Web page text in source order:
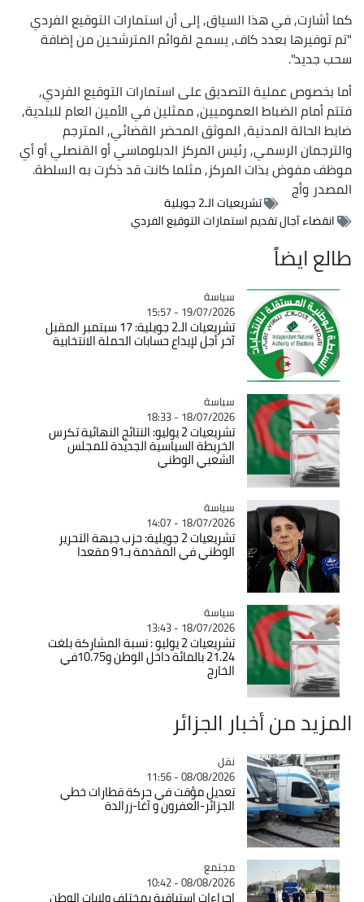
كما أشارت, في هذا السياق, إلى أن استمارات التوقيع الفردي
"تم توفيرها بعدد كاف, يسمح لقوائم المترشحين من إضافة
سحب جديد".
أما بخصوص عملية التصديق على استمارات التوقيع الفردي,
فتتم أمام الضباط العموميين, ممثلين في الأمين العام للبلدية,
ضابط الحالة المدنية, الموثق المحضر القضائي, المترجم
والترجمان الرسمي, رئيس المركز الدبلوماسي أو القنصلي أو أي
موظف مفوض بذات المركز, مثلما كانت قد ذكرت به السلطة.
المصدروأج
تشريعيات الـ2 جويلية
انقضاء آجال تقديم استمارات التوقيع الفردي
طالع ايضاً
Catégorie
سياسة
19/07/2026 - 15:57
تشريعيات الـ2 جويلية: 17 سبتمبر المقبل
آخر أجل لإيداع حسابات الحملة الانتخابية
Catégorie
سياسة
18/07/2026 - 18:33
تشريعيات 2 يوليو: النتائج النهائية تكرس
الخريطة السياسية الجديدة للمجلس
الشعبي الوطني
Catégorie
سياسة
18/07/2026 - 14:07
تشريعيات 2 جويلية: حزب جبهة التحرير
الوطني في المقدمة بـ91 مقعدا
Catégorie
سياسة
18/07/2026 - 13:43
تشريعيات 2 يوليو : نسبة المشاركة بلغت
21.24 بالمائة داخل الوطن و10.75في
الخارج
المزيد من أخبار الجزائر
Catégorie
نقل
08/08/2026 - 11:56
تعديل مؤقت في حركة قطارات خطي
الجزائر-العفرون و آغا-زرالدة
Catégorie
مجتمع
08/08/2026 - 10:42
إجراءات استباقية بمختلف ولايات الوطن